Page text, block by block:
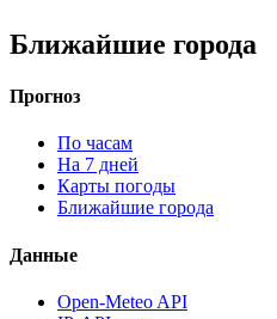
Ближайшие города
Прогноз
По часам
На 7 дней
Карты погоды
Ближайшие города
Данные
Open-Meteo API